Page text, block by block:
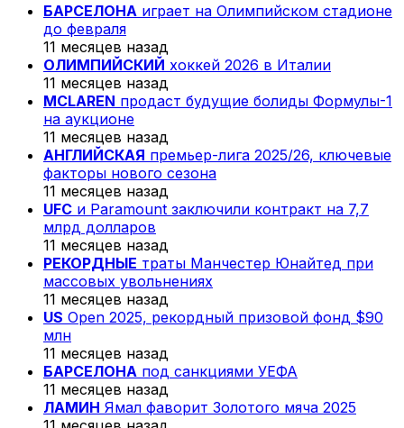
БАРСЕЛОНА играет на Олимпийском стадионе
до февраля
11 месяцев назад
ОЛИМПИЙСКИЙ хоккей 2026 в Италии
11 месяцев назад
MCLAREN продаст будущие болиды Формулы-1
на аукционе
11 месяцев назад
АНГЛИЙСКАЯ премьер-лига 2025/26, ключевые
факторы нового сезона
11 месяцев назад
UFC и Paramount заключили контракт на 7,7
млрд долларов
11 месяцев назад
РЕКОРДНЫЕ траты Манчестер Юнайтед при
массовых увольнениях
11 месяцев назад
US Open 2025, рекордный призовой фонд $90
млн
11 месяцев назад
БАРСЕЛОНА под санкциями УЕФА
11 месяцев назад
ЛАМИН Ямал фаворит Золотого мяча 2025